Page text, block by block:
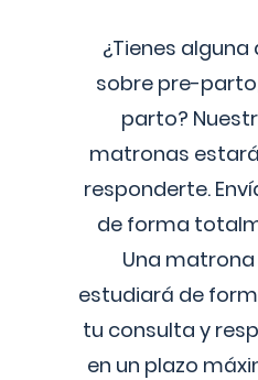
¿Tienes
sobre pre-
parto?
matronas
responderte.
de forma
Una
estudiará de
tu consulta y
en un plazo